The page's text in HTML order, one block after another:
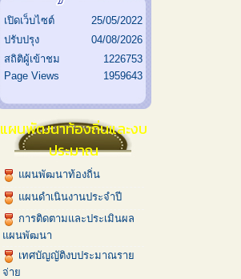
เปิดเว็บไซต์
25/05/2022
ปรับปรุง
04/08/2026
สถิติผู้เข้าชม
1226753
Page Views
1959643
แผนพัฒนาท้องถิ่นและงบ
ประมาณ
แผนพัฒนาท้องถิ่น
แผนดำเนินงานประจำปี
การติดตามและประเมินผล
แผนพัฒนา
เทศบัญญัติงบประมาณราย
จ่าย